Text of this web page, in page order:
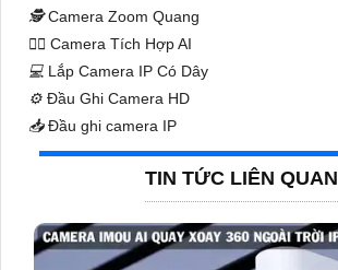
🕵️Camera Zoom Quang
🧛‍♀️ Camera Tích Hợp AI
💻 Lắp Camera IP Có Dây
⚙️ Đầu Ghi Camera HD
📥Đầu ghi camera IP
TIN TỨC LIÊN QUAN